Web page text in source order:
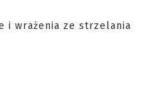
i wrażenia ze strzelania